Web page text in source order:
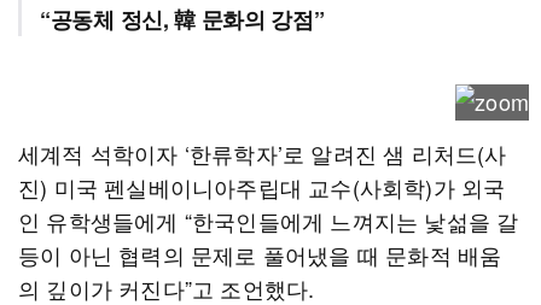
“공동체 정신, 韓 문화의 강점”
세계적 석학이자 ‘한류학자’로 알려진 샘 리처드(사
진) 미국 펜실베이니아주립대 교수(사회학)가 외국
인 유학생들에게 “한국인들에게 느껴지는 낯섦을 갈
등이 아닌 협력의 문제로 풀어냈을 때 문화적 배움
의 깊이가 커진다”고 조언했다.